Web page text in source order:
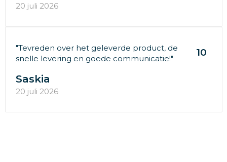
20 juli 2026
"Tevreden over het geleverde product, de
snelle levering en goede communicatie!"
10
Saskia
20 juli 2026